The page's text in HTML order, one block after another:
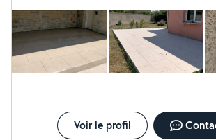
conditions climatiques. Nous referons appel à lui, c'est sûr !
Merci encore pour cet excellent travail ! On adore
Sylvie
Voir le profil